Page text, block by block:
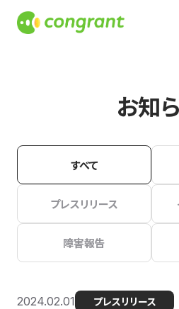
お知
すべて
プレスリリース
障害報告
2024.02.01 プレスリリース